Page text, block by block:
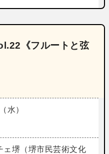
《フルートと弦
水）
ェ堺（堺市民芸術文化